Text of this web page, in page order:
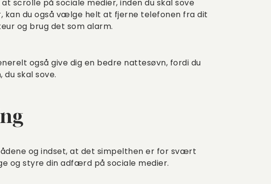
scrolle på sociale medier, inden du skal sove
kan du også vælge helt at fjerne telefonen fra dit
og brug det som alarm.
også give dig en bedre nattesøvn, fordi du
skal sove.
og indset, at det simpelthen er for svært
og styre din adfærd på sociale medier.